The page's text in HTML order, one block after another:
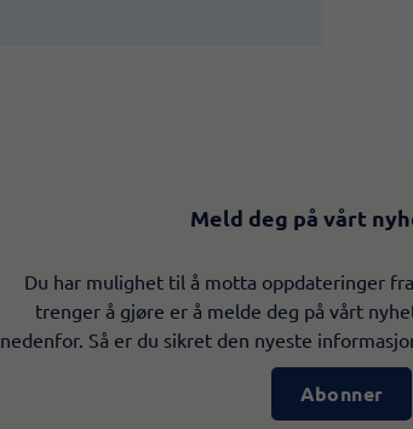
Meld deg på vårt
Du har mulighet til å motta oppdateringer
trenger å gjøre er å melde deg på vårt
nedenfor. Så er du sikret den nyeste
Abonner